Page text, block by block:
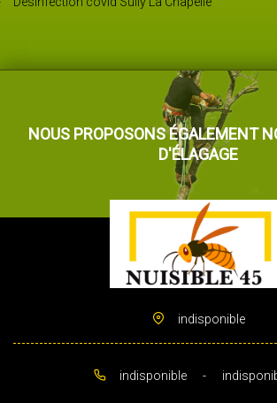
NOUS PROPOSONS ÉGALEMENT
D'ÉLAGAGE
indisponible
indisponible -